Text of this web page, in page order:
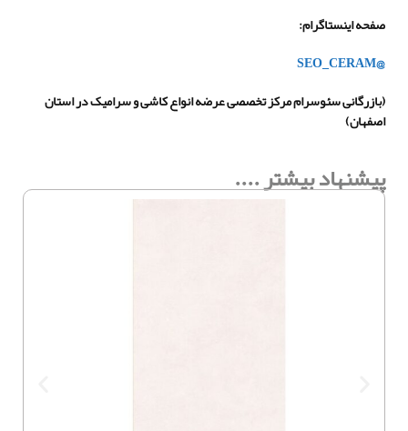
صفحه اینستاگرام:
@SEO_CERAM
(بازرگانی سئوسرام مرکز تخصصی عرضه انواع کاشی و سرامیک در استان
اصفهان)
پیشنهاد بیشتر ....